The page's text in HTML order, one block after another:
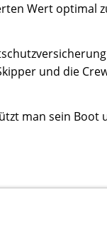
Wert optimal
und die
man sein Boot